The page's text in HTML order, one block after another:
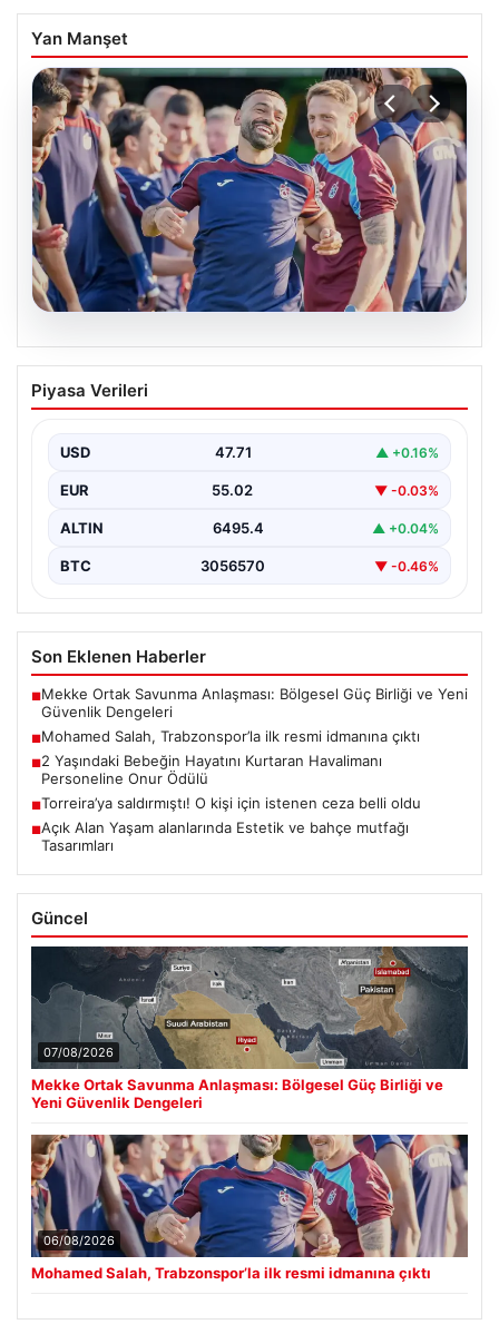
Yan Manşet
06.08.2026
Mohamed Salah, Trabzonspor’la ilk
resmi idmanına çıktı
Trabzonspor, kadrosuna kattığı Mohamed Salah ile ilk
antrenmanını gerçekleştirmenin…
Piyasa Verileri
USD 47.71 ▲ +0.16%
EUR 55.02 ▼ -0.03%
ALTIN 6495.4 ▲ +0.04%
BTC 3056570 ▼ -0.46%
Son Eklenen Haberler
■Mekke Ortak Savunma Anlaşması: Bölgesel Güç Birliği ve Yeni
Güvenlik Dengeleri
■Mohamed Salah, Trabzonspor’la ilk resmi idmanına çıktı
■2 Yaşındaki Bebeğin Hayatını Kurtaran Havalimanı
Personeline Onur Ödülü
■Torreira’ya saldırmıştı! O kişi için istenen ceza belli oldu
■Açık Alan Yaşam alanlarında Estetik ve bahçe mutfağı
Tasarımları
Güncel
07/08/2026
Mekke Ortak Savunma Anlaşması: Bölgesel Güç Birliği ve
Yeni Güvenlik Dengeleri
06/08/2026
Mohamed Salah, Trabzonspor’la ilk resmi idmanına çıktı